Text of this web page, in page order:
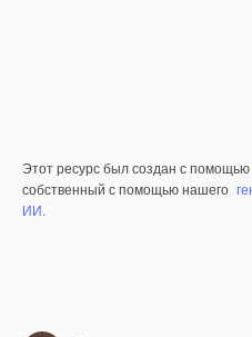
Этот ресурс был создан с помощью
собственный с помощью нашего
ИИ.